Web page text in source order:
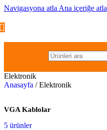
Navigasyona atla Ana içeriğe atla
Elektronik
Anasayfa / Elektronik
VGA Kablolar
5 ürünler